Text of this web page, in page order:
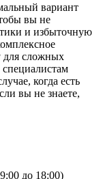
вариант
вы не
и избыточную
для сложных
специалистам
когда есть
вы не знаете,
до 18:00)